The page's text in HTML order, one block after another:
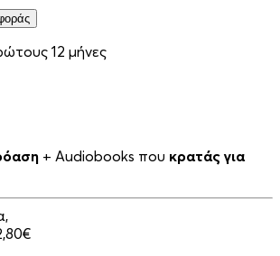
12 μήνες
+ Audiobooks που κρατάς για